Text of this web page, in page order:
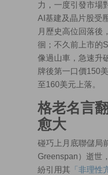
力，一度引發市場
AI基建及晶片股受
月歷史高位回落後
徊；不久前上市的
像過山車，急速升
牌後第一口價150
至160美元上落。
格老名言
愈大
碰巧上月底聯儲局
Greenspan）逝世
紛引用其 「非理性